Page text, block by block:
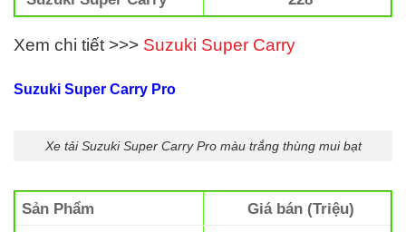
Xem chi tiết >>> Suzuki Super Carry
Suzuki Super Carry Pro
Xe tải Suzuki Super Carry Pro màu trắng thùng mui bạt
Sản Phẩm
Giá bán (Triệu)